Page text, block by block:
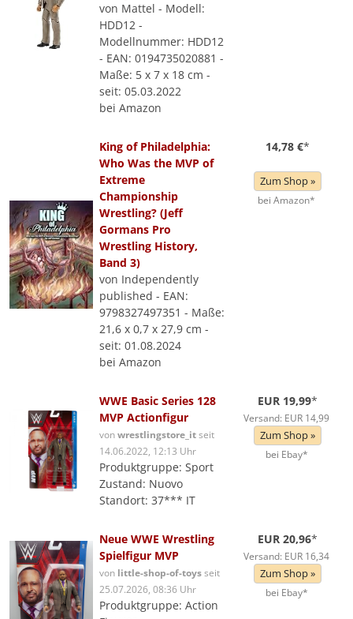
von Mattel - Modell:
HDD12 -
Modellnummer: HDD12
- EAN: 0194735020881 -
Maße: 5 x 7 x 18 cm -
seit: 05.03.2022
bei Amazon
King of Philadelphia:
Who Was the MVP of
Extreme
Championship
Wrestling? (Jeff
Gormans Pro
Wrestling History,
Band 3)
von Independently
published - EAN:
9798327497351 - Maße:
21,6 x 0,7 x 27,9 cm -
seit: 01.08.2024
bei Amazon
14,78 €*
Zum Shop »
bei Amazon*
WWE Basic Series 128
MVP Actionfigur
vonwrestlingstore_itseit
14.06.2022, 12:13 Uhr
Produktgruppe: Sport
Zustand: Nuovo
Standort: 37*** IT
EUR 19,99*
Versand: EUR 14,99
Zum Shop »
bei Ebay*
Neue WWE Wrestling
Spielfigur MVP
von little-shop-of-toysseit
25.07.2026, 08:36 Uhr
Produktgruppe: Action
EUR 20,96*
Versand: EUR 16,34
Zum Shop »
bei Ebay*